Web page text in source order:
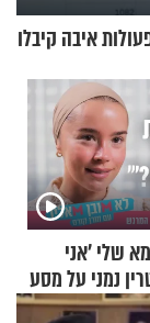
איבה קיבלו
שלי 'אני
נמני על מסע